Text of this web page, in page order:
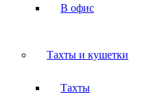
В офис
Тахты и кушетки
Тахты